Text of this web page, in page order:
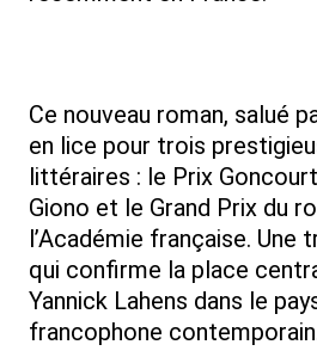
Ce nouveau roman, salué
en lice pour trois
littéraires : le Prix
Giono et le Grand Prix du
l’Académie française. Une
qui confirme la place
Yannick Lahens dans le
francophone